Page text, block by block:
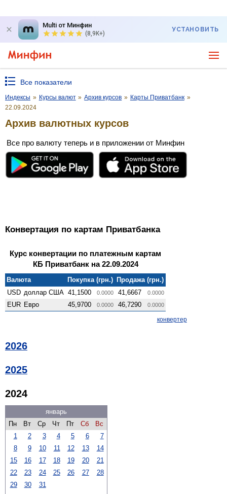
Multi от Минфин
(8,9K+)
УСТАНОВИТЬ
Все показатели
Индексы » Курсы валют » Архив курсов » Карты Приватбанк »
22.09.2024
Архив валютных курсов
Все про валюту теперь и в приложении от Минфин
Конвертация по картам Приватбанка
Курс конвертации по платежным картам
КБ Приватбанк на 22.09.2024
Валюта Покупка (грн.) Продажа (грн.)
USD доллар США 41,1500 0.0000 41,6667 0.0000
EUR Евро 45,9700 0.0000 46,7290 0.0000
конвертер
2026
2025
2024
январь
Пн
Вт Ср Чт Пт Сб
Вс
1
2 3 4 5 6
7
8
9 10 11 12 13
14
15
16 17 18 19 20
21
22
23 24 25 26 27
28
29
30 31